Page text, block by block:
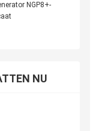
NGP8+-
NU